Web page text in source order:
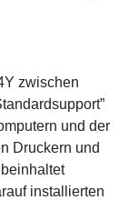
zwischen
und der
Druckern und
installierten